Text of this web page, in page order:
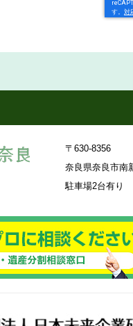
〒630-8356
奈良県奈良市南
駐車場2台有り